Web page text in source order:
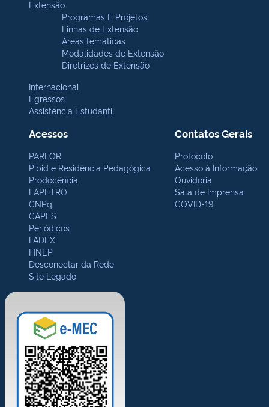
Extensão
Programas E Projetos
Linhas de Extensão
Áreas temáticas
Modalidades de Extensão
Diretrizes de Extensão
Internacional
Egressos
Assistência Estudantil
Acessos
PARFOR
Pibid e Residência Pedagógica
Prodocência
LAPETRO
CNPq
CAPES
Periódicos
FADEX
FINEP
Desconectar da Rede
Site Legado
Contatos Gerais
Protocolo
Acesso à Informação
Ouvidoria
Sala de Imprensa
COVID-19